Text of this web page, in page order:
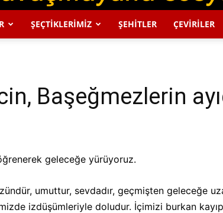
☭
ŞEÇTİKLERİMİZ ŞEHİTLER ÇEVİRİLER
Başeğmezlerin
geleceğe yürüyoruz.
umuttur, sevdadır, geçmişten geleceğe
izdüşümleriyle doludur. İçimizi burkan